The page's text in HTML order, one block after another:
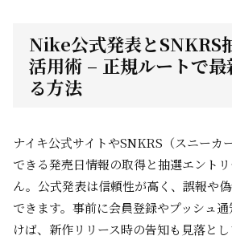
Nike公式発表とSNKRS
活用術 – 正規ルートで
る方法
ナイキ公式サイトやSNKRS（スニーカ
できる発売日情報の取得と抽選エント
ん。公式発表は信頼性が高く、誤報や
できます。事前に会員登録やプッシュ
けば、新作リリース時の告知も見落とし